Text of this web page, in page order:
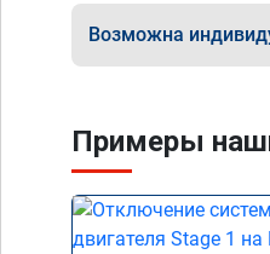
Возможна
Примеры